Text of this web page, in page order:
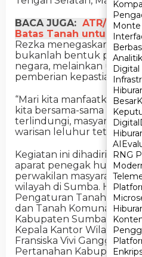
Monte
Digital
Besar
Digital
AI
RNG
Monte
Digital
Besar
Digital
AI
RNG
BACA JUGA: ATR/BPN
Batas Tanah untuk
Rezka menegaskan,
bukanlah bentuk
negara, melainkan upaya
pemberian kepastian
“Mari kita manfaatkan
kita bersama-sama
terlindungi, masyarakat
warisan leluhur tetap
Kegiatan ini dihadiri
aparat penegak hukum,
perwakilan masyarakat
wilayah di Sumba. Hadir
Pengaturan Tanah
dan Tanah Komunal
Kabupaten Sumba Timur
Kepala Kantor Wilayah
Fransiska Vivi Ganggas;
Pertanahan Kabupaten